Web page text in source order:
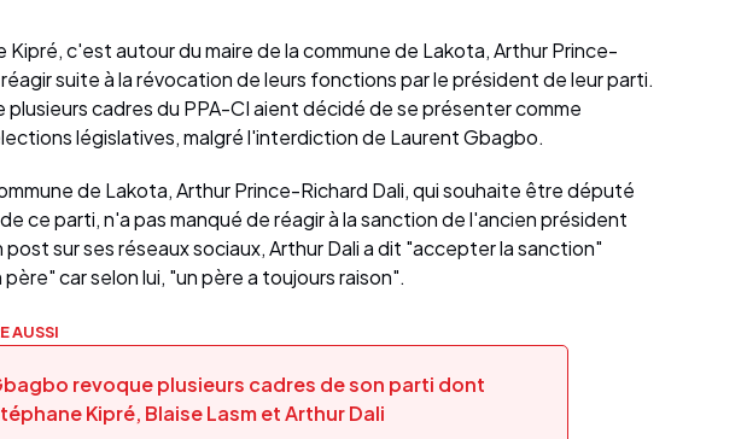
Kipré, c'est autour du maire de la commune de Lakota, Arthur Prince-
suite à la révocation de leurs fonctions par le président de leur parti.
plusieurs cadres du PPA-CI aient décidé de se présenter comme
législatives, malgré l'interdiction de Laurent Gbagbo.
de Lakota, Arthur Prince-Richard Dali, qui souhaite être député
ce parti, n'a pas manqué de réagir à la sanction de l'ancien président
post sur ses réseaux sociaux, Arthur Dali a dit "accepter la sanction"
car selon lui, "un père a toujours raison".
AUSSI
revoque plusieurs cadres de son parti dont
Kipré, Blaise Lasm et Arthur Dali